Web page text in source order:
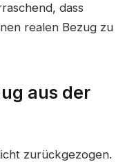
dass
realen Bezug zu
aus der
zurückgezogen.